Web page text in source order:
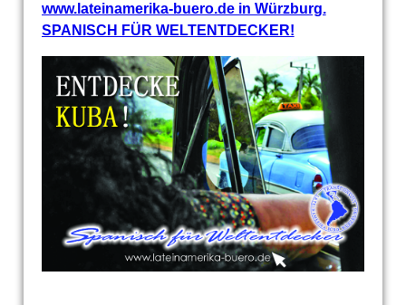
www.lateinamerika-buero.de in Würzburg.
SPANISCH FÜR WELTENTDECKER!